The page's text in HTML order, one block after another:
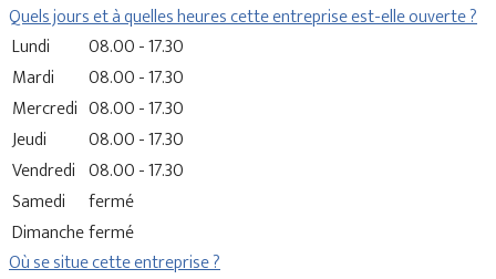
Quels jours et à quelles heures cette entreprise est-elle ouverte ?
Lundi
08.00 - 17.30
Mardi
08.00 - 17.30
Mercredi 08.00 - 17.30
Jeudi
08.00 - 17.30
Vendredi 08.00 - 17.30
Samedi
fermé
Dimanchefermé
Où se situe cette entreprise ?